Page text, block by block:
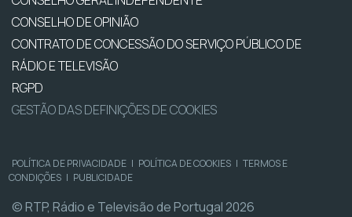
CONSELHO DE OPINIÃO
CONTRATO DE CONCESSÃO DO SERVIÇO PÚBLICO DE
RÁDIO E TELEVISÃO
RGPD
GESTÃO DAS DEFINIÇÕES DE COOKIES
POLÍTICA DE PRIVACIDADE | POLÍTICA DE COOKIES | TERMOS E
CONDIÇÕES | PUBLICIDADE
© RTP, Rádio e Televisão de Portugal 2026